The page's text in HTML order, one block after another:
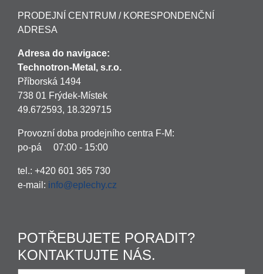
PRODEJNÍ CENTRUM / KORESPONDENČNÍ
ADRESA
Adresa do navigace:
Technotron-Metal, s.r.o.
Příborská 1494
738 01 Frýdek-Místek
49.672593, 18.329715
Provozní doba prodejního centra F-M:
po-pá 07:00 - 15:00
tel.: +420 601 365 730
e-mail: info@eplechy.cz
POTŘEBUJETE PORADIT?
KONTAKTUJTE NÁS.